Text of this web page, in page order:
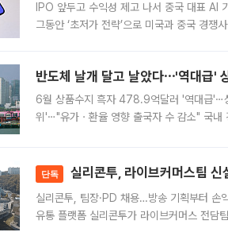
IPO 앞두고 수익성 제고 나서 중국 대표 AI
그동안 ‘초저가 전략’으로 미국과 중국 경쟁
반도체 날개 달고 날았다⋯'역대급'
6월 상품수지 흑자 478.9억달러 '역대급'⋯
위'⋯"유가ㆍ환율 영향 출국자 수 감소" 국내
단독 실리콘투, 라이브커머스팀 신
실리콘투, 팀장·PD 채용…방송 기획부터 손
유통 플랫폼 실리콘투가 라이브커머스 전담